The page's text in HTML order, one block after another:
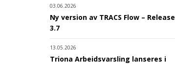
03.06.2026
Ny version av TRACS Flow – Release
3.7
13.05.2026
Triona Arbeidsvarsling lanseres i